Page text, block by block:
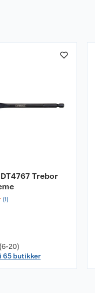
DT4767 Trebor
(1)
20)
65 butikker